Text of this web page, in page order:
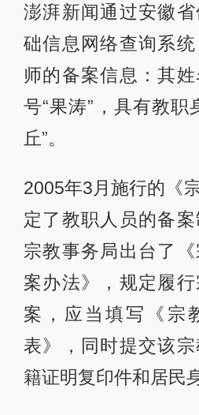
澎湃新闻通过安徽
础信息网络查询系
师的备案信息：其
号“果涛”，具有教职
丘”。
2005年3月施行的《
定了教职人员的备
宗教事务局出台了
案办法》，规定履
案，应当填写《宗
表》，同时提交该
籍证明复印件和居民